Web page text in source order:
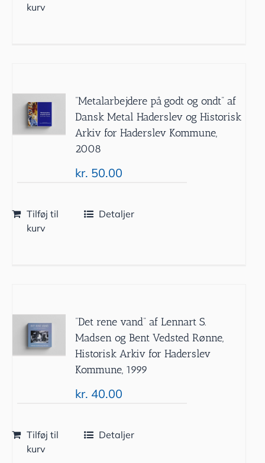
kurv
”Metalarbejdere på godt og ondt” af
Dansk Metal Haderslev og Historisk
Arkiv for Haderslev Kommune,
2008
kr. 50.00
Tilføj til
kurv
Detaljer
”Det rene vand” af Lennart S.
Madsen og Bent Vedsted Rønne,
Historisk Arkiv for Haderslev
Kommune, 1999
kr. 40.00
Tilføj til
kurv
Detaljer